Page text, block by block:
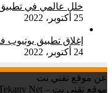
خلل عالمي في
25 أكتوبر، 2022
إغلاق تطبيق يوتيوب
24 أكتوبر، 2022
عن موقع تقني نت